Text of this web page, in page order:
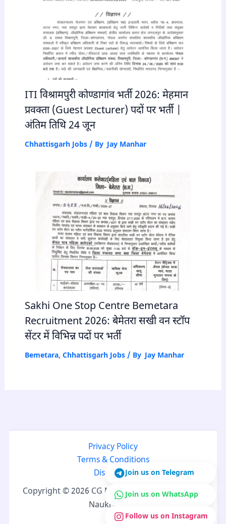
Join us on Telegram
Join us on WhatsApp
Follow us on Instagram
ITI विश्रामपुरी कोण्डागांव भर्ती 2026: मेहमान
प्रवक्ता (Guest Lecturer) पदों पर भर्ती |
अंतिम तिथि 24 जून
Chhattisgarh Jobs/ By Jay Manhar
Sakhi One Stop Centre Bemetara
Recruitment 2026: बेमेतरा सखी वन स्टॉप
सेंटर में विभिन्न पदों पर भर्ती
Bemetara, Chhattisgarh Jobs/ By Jay Manhar
Privacy Policy
Terms & Conditions
Disclaimer
Copyright © 2026 CG Naukri | Developed by CG
Naukri Team